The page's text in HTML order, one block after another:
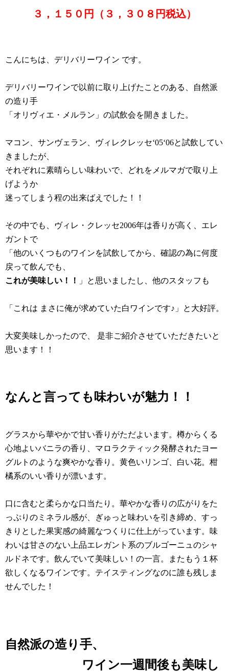
３，１５０円（３，３０８円税込）
こんにちは、デリバリーワイン です。
デリバリーワインで以前に取り上げたことのある、自然派
の造り手
「オリヴィエ・メルラン」の試飲会を開きました。
マコン、サンヴェラン、ヴィレクレッセ‘05‘06と試飲してい
きましたが、
それぞれに素晴らしい味わいで、どれをメルマガで取り上
げようか
迷ってしまう程の出来ばえでした！！
その中でも、ヴィレ・クレッセ2006年は香りが高く、エレ
ガントで
「他のいくつものワインを試飲してから、確認の為に何度
戻って飲んでも、
これが美味しい！！
」と思いましたし、他のスタッフも
「これは まさに俺が求めていた白ワインです♪」と大好評。
大変美味しかったので、 是非ご紹介させていただきたいと
思います！！
なんと言っても味わいが魅力！！
グラスから華やかで甘い香りがただよいます。樽からくる
心地よいバニラの香り、マロラクティック発酵されたヨー
グルトのような爽やかな香り。黄色いリンゴ、白い花。柑
橘系のいい香りが漂います。
口に含むと柔らかな口当たり。華やかな香りの広がりをた
っぷりのミネラル感が、ぎゅっと味わいを引き締め、すっ
きりとした果実感の綺麗なつくりに仕上がっています。味
わいは甘さのない上品エレガント系のブルゴーニュのシャ
ルドネです。飲んでいて美味しい！の一言。またもう１杯
欲しくなるワインです。テイスティングなのに誰も残しま
せんでした！
自然派の造り手、
ワイン一週間後も美味し